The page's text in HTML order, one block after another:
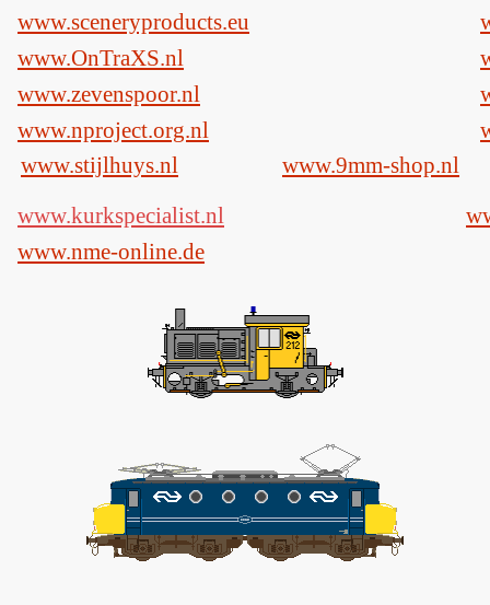
www.sceneryproducts.eu
www.OnTraXS.nl
www.zevenspoor.nl
www.nproject.org.nl
www.stijlhuys.nl
www.9mm-shop.nl
www.kurkspecialist.nl
www.nme-online.de